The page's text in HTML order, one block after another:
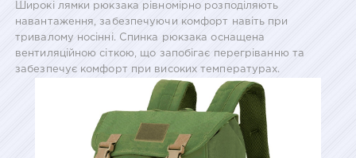
Широкі лямки рюкзака рівномірно розподіляють
навантаження, забезпечуючи комфорт навіть при
тривалому носінні. Спинка рюкзака оснащена
вентиляційною сіткою, що запобігає перегріванню та
забезпечує комфорт при високих температурах.